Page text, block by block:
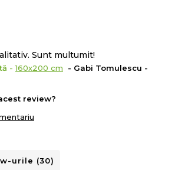
Sunt multumit!
-160x200 cm
- Gabi Tomulescu -
review?
urile (30)